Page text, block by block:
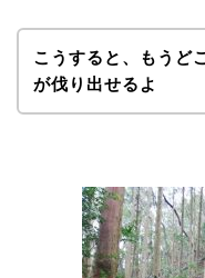
こうすると、もうど
が伐り出せるよ